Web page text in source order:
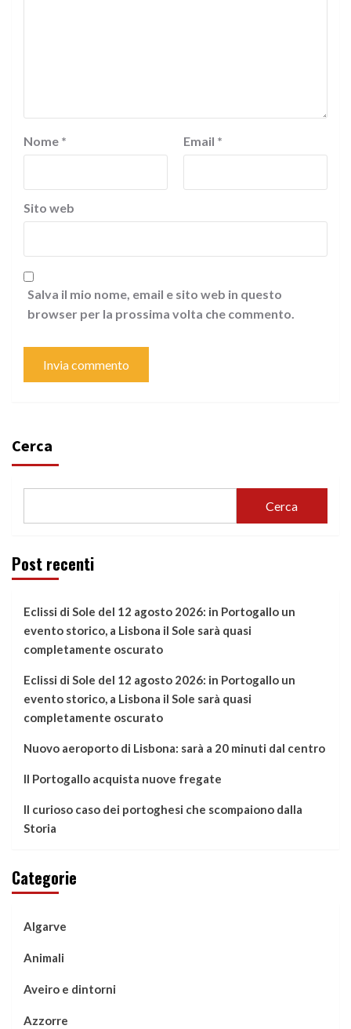
Nome * Email *
Sito web
Salva il mio nome, email e sito web in questo
browser per la prossima volta che commento.
Cerca
Cerca
Post recenti
Eclissi di Sole del 12 agosto 2026: in Portogallo un
evento storico, a Lisbona il Sole sarà quasi
completamente oscurato
Eclissi di Sole del 12 agosto 2026: in Portogallo un
evento storico, a Lisbona il Sole sarà quasi
completamente oscurato
Nuovo aeroporto di Lisbona: sarà a 20 minuti dal centro
Il Portogallo acquista nuove fregate
Il curioso caso dei portoghesi che scompaiono dalla
Storia
Categorie
Algarve
Animali
Aveiro e dintorni
Azzorre